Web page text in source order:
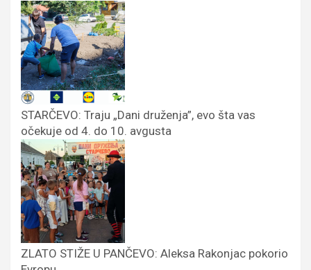
STARČEVO: Traju „Dani druženja”, evo šta vas
očekuje od 4. do 10. avgusta
ZLATO STIŽE U PANČEVO: Aleksa Rakonjac pokorio